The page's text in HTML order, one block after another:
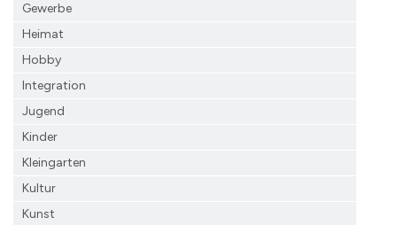
Gewerbe
Heimat
Hobby
Integration
Jugend
Kinder
Kleingarten
Kultur
Kunst